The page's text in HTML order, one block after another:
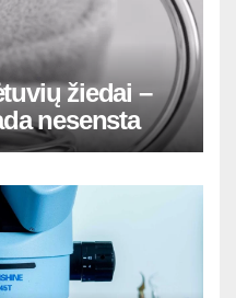
žiedai –
nesensta